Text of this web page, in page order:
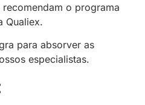
o programa
Qualiex.
para absorver as
especialistas.